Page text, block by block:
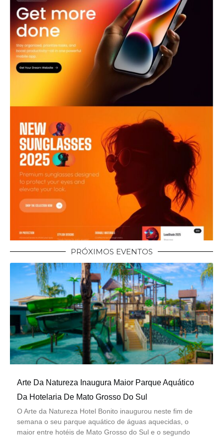
PRÓXIMOS EVENTOS
Arte Da Natureza Inaugura Maior Parque Aquático
Da Hotelaria De Mato Grosso Do Sul
O Arte da Natureza Hotel Bonito inaugurou neste fim de
semana o seu parque aquático de águas aquecidas, o
maior entre hotéis de Mato Grosso do Sul e o segundo